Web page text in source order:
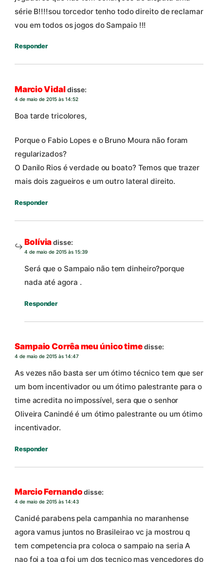
série B!!!!sou torcedor tenho todo direito de reclamar
vou em todos os jogos do Sampaio !!!
Responder
Marcio Vidaldisse:
4 de maio de 2015 às 14:52
Boa tarde tricolores,
Porque o Fabio Lopes e o Bruno Moura não foram
regularizados?
O Danilo Rios é verdade ou boato? Temos que trazer
mais dois zagueiros e um outro lateral direito.
Responder
Bolíviadisse:
4 de maio de 2015 às 15:39
Será que o Sampaio não tem dinheiro?porque
nada até agora .
Responder
Sampaio Corrêa meu único timedisse:
4 de maio de 2015 às 14:47
As vezes não basta ser um ótimo técnico tem que ser
um bom incentivador ou um ótimo palestrante para o
time acredita no impossível, sera que o senhor
Oliveira Canindé é um ótimo palestrante ou um ótimo
incentivador.
Responder
Marcio Fernando disse:
4 de maio de 2015 às 14:43
Canidé parabens pela campanhia no maranhense
agora vamus juntos no Brasileirao vc ja mostrou q
tem competencia pra coloca o sampaio na seria A
nao foi a toa q foi um dos tecnico mas vencedores do